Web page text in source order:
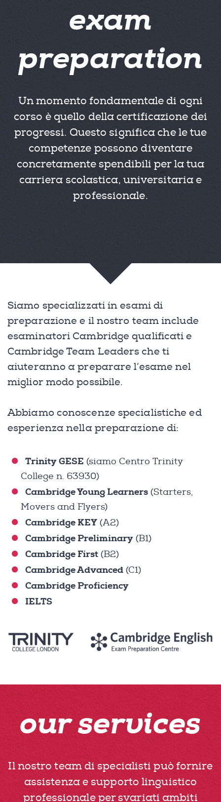
exam
preparation
Un momento fondamentale di ogni
corso è quello della certificazione dei
progressi. Questo significa che le tue
competenze possono diventare
concretamente spendibili per la tua
carriera scolastica, universitaria e
professionale.
Siamo specializzati in esami di
preparazione e il nostro team include
esaminatori Cambridge qualificati e
Cambridge Team Leaders che ti
aiuteranno a preparare l’esame nel
miglior modo possibile.
Abbiamo conoscenze specialistiche ed
esperienza nella preparazione di:
Trinity GESE (siamo Centro Trinity
College n. 63930)
Cambridge Young Learners (Starters,
Movers and Flyers)
Cambridge KEY (A2)
Cambridge Preliminary (B1)
Cambridge First (B2)
Cambridge Advanced (C1)
Cambridge Proficiency
IELTS
our services
Il nostro team di specialisti può fornire
assistenza e supporto linguistico
professionale per svariati ambiti